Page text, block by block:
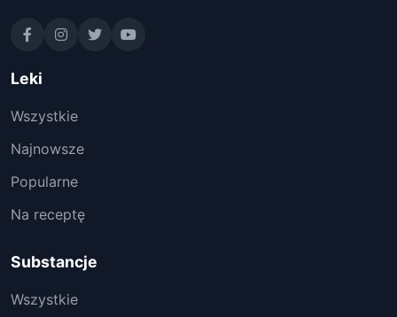
Leki
Wszystkie
Najnowsze
Popularne
Na receptę
Substancje
Wszystkie